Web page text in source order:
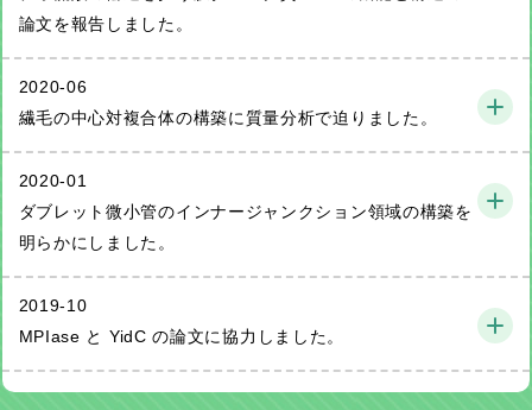
論文を報告しました。
2020-06
繊毛の中心対複合体の構築に質量分析で迫りました。
2020-01
ダブレット微小管のインナージャンクション領域の構築を
明らかにしました。
2019-10
MPIase と YidC の論文に協力しました。